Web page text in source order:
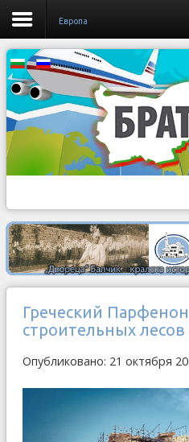
Европа
Греческий
строительных
Опубликовано: 21 октября